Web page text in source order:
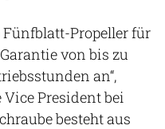
Propeller für
von bis zu
an“,
President bei
besteht aus